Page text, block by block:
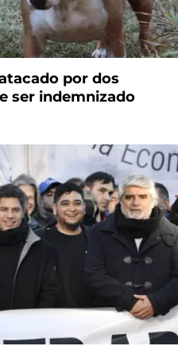
por dos
ser indemnizado